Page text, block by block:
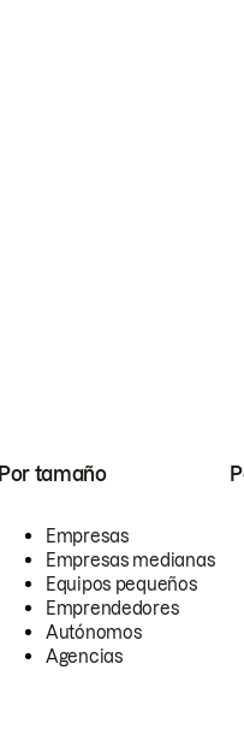
Por tamaño
Empresas
Empresas medianas
Equipos pequeños
Emprendedores
Autónomos
Agencias